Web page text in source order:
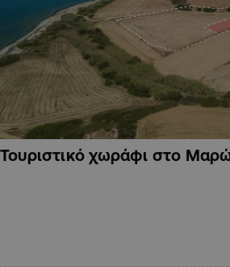
Τουριστικό χωράφι στο